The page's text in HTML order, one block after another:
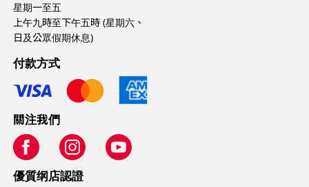
星期一至五
上午九時至下午五時 (星期六、
日及公眾假期休息)
付款方式
關注我們
優質纲店認證